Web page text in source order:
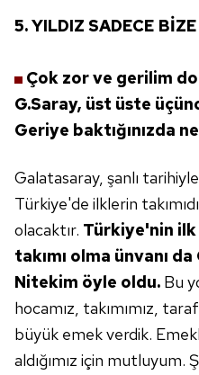
5. YILDIZ SADECE
Çok zor ve gerilim
G.Saray, üst üste
Geriye baktığınızda
Galatasaray, şanlı
Türkiye'de ilklerin
olacaktır. Türkiye'nin
takımı olma ünvanı da
Nitekim öyle oldu. Bu
hocamız, takımımız,
büyük emekverdik.
aldığımız için mutluyum.